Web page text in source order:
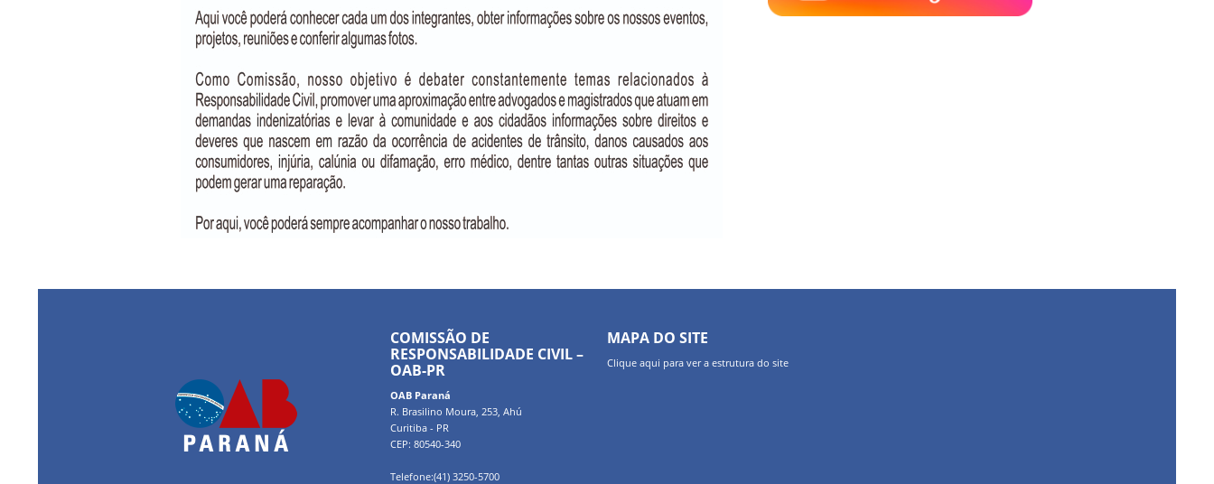
COMISSÃO DE
RESPONSABILIDADE CIVIL –
OAB-PR
OAB Paraná
R. Brasilino Moura, 253, Ahú
Curitiba - PR
CEP: 80540-340
Telefone:(41) 3250-5700
MAPA DO SITE
Clique aqui para ver a estrutura do site